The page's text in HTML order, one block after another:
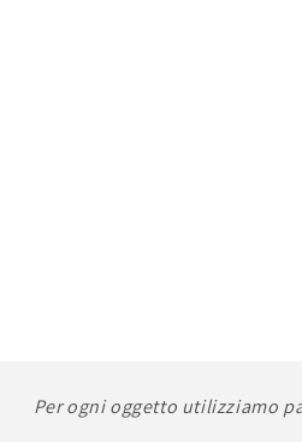
Per ogni oggetto utilizziamo